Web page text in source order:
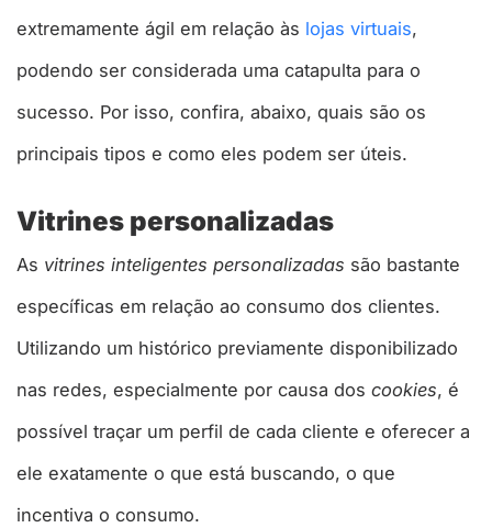
extremamente ágil em relação às lojas virtuais,
podendo ser considerada uma catapulta para o
sucesso. Por isso, confira, abaixo, quais são os
principais tipos e como eles podem ser úteis.
Vitrines personalizadas
As vitrines inteligentes personalizadas são bastante
específicas em relação ao consumo dos clientes.
Utilizando um histórico previamente disponibilizado
nas redes, especialmente por causa dos cookies, é
possível traçar um perfil de cada cliente e oferecer a
ele exatamente o que está buscando, o que
incentiva o consumo.